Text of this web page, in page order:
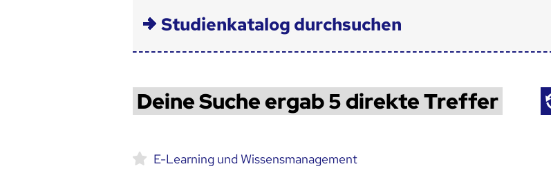
Studienkatalog durchsuchen
Deine Suche ergab 5 direkte Treffer
E-Learning und Wissensmanagement